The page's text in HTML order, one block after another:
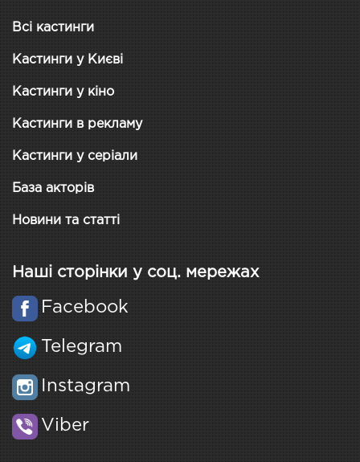
Всі кастинги
Кастинги у Києві
Кастинги у кіно
Кастинги в рекламу
Кастинги у серіали
База акторів
Новини та статті
Наші сторінки у соц. мережах
Facebook
Telegram
Instagram
Viber